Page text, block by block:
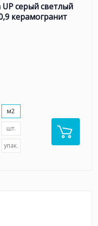
UP серый светлый
керамогранит
м2
шт.
упак.